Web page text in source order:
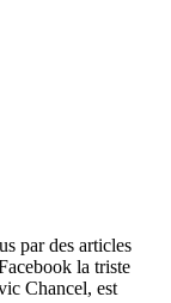
par des articles
la triste
Chancel, est